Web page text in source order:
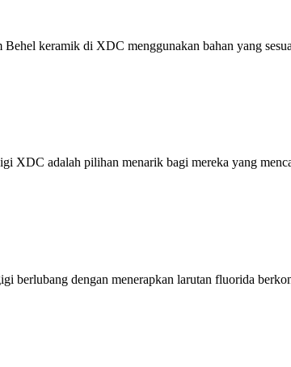
keramik di XDC menggunakan bahan yang
adalah pilihan menarik bagi mereka yang
berlubang dengan menerapkan larutan fluorida